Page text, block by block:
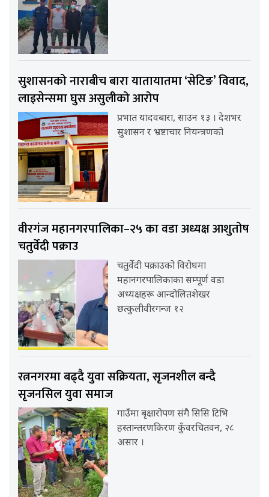
सुशासनको नाराबीच बारा यातायातमा ‘सेटिङ’ विवाद,
लाइसेन्समा घुस असुलीको आरोप
प्रभात यादवबारा, साउन १३ । देशभर
सुशासन र भ्रष्टाचार नियन्त्रणको
वीरगंज महानगरपालिका–२५ का वडा अध्यक्ष आशुतोष
चतुर्वेदी पक्राउ
चतुर्वेदी पक्राउको विरोधमा
महानगरपालिकाका सम्पूर्ण वडा
अध्यक्षहरू आन्दोलितशेखर
छत्कुलीवीरगन्ज १२
रत्ननगरमा बढ्दै युवा सक्रियता, सृजनशील बन्दै
सृजनसिल युवा समाज
गाउँमा बृक्षारोपण संगै सिसि टिभि
हस्तान्तरणकिरण कुँवरचितवन, २८
असार ।